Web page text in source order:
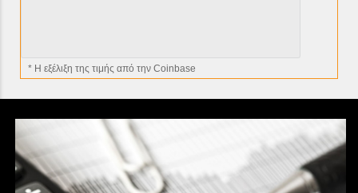
* H εξέλιξη της τιμής από την Coinbase